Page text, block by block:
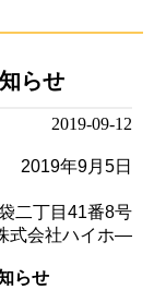
らせ
2019-09-12
2019年9月5日
二丁目41番8号
式会社ハイホ―
らせ